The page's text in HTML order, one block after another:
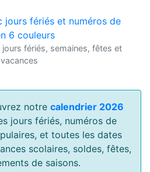
fériés, semaines, fêtes et
vacances
notre calendrier 2026
jours fériés, numéros de
et toutes les dates
scolaires, soldes, fêtes,
de saisons.